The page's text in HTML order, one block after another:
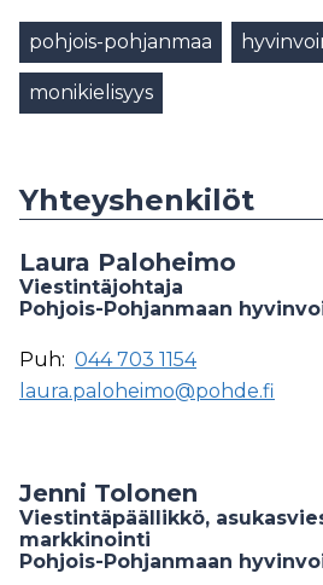
pohjois-pohjanmaa
monikielisyys
Yhteyshenkilöt
Laura Paloheimo
Viestintäjohtaja
Pohjois-Pohjanmaan
Puh: 044 703 1154
laura.paloheimo@pohde.fi
Jenni Tolonen
Viestintäpäällikkö,
markkinointi
Pohjois-Pohjanmaan